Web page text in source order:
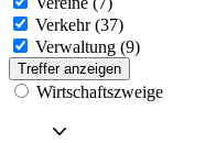
Verkehr (37)
Verwaltung (9)
Treffer anzeigen
Wirtschaftszweige